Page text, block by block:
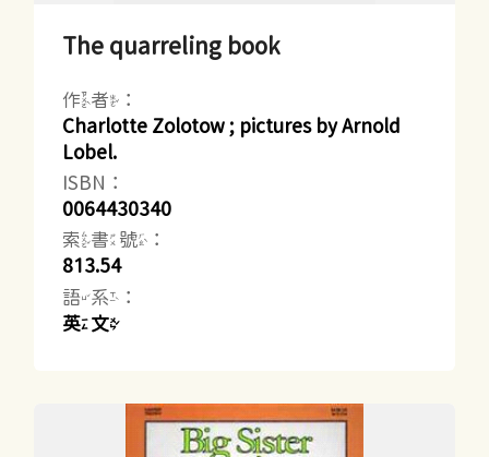
The quarreling book
作者：
Charlotte Zolotow ; pictures by Arnold
Lobel.
ISBN：
0064430340
索書號：
813.54
語系：
英文